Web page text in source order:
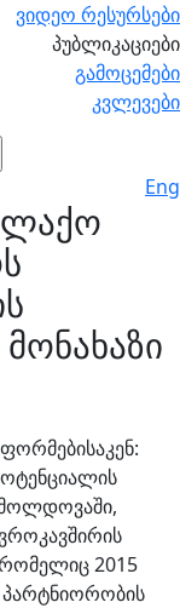
ვიდეო რესურსები
პუბლიკაციები
გამოცემები
კვლევები
Eng
მოლდოვაში,
2015